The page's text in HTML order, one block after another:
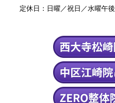
定休日：日曜／祝日／水曜午後